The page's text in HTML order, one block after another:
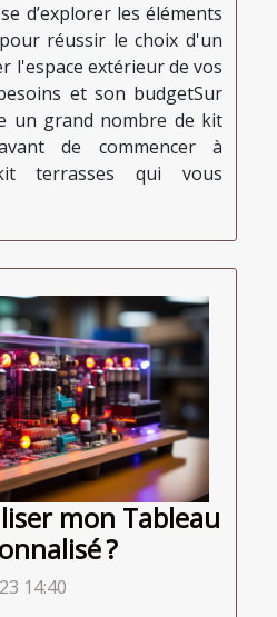
d’explorer les éléments
réussir le choix d'un
l'espace extérieur de vos
et son budgetSur
un grand nombre de kit
de commencer à
terrasses qui vous
mon Tableau
?
14:40